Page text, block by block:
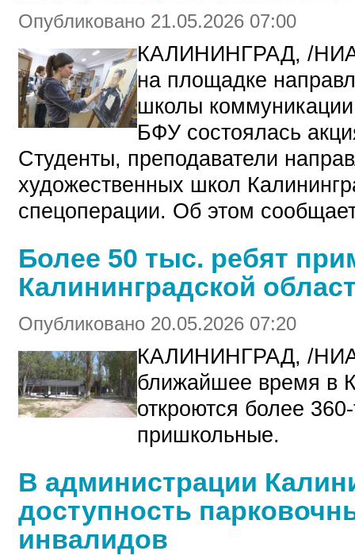
Опубликовано 21.05.2026 07:00
КАЛИНИНГРАД, /
на площадке
школы
БФУ состоялась
Студенты, преподаватели
художественных школ
спецоперации. Об этом
Более 50 тыс. ребят
Калининградской
Опубликовано 20.05.2026 07:20
КАЛИНИНГРАД, /
ближайшее время в
откроются более
пришкольные.
В администрации
доступность
инвалидов